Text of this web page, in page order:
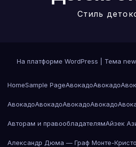
Стиль
На платформе WordPress Тема
HomeSample PageАвокадоАвокадо
АвокадоАвокадоАвокадоАвокадо
Авторам и правообладателямАйзек
Александр Дюма — Граф Монте-Кристо